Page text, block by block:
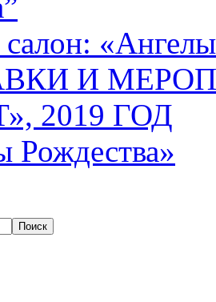
И
2019 ГОД
Рождества»
Поиск